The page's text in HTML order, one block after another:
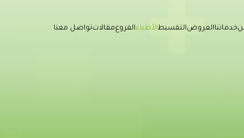
خدماتناالعروضالتقسيطالأطباءالفروعمقالاتتواصل معنا